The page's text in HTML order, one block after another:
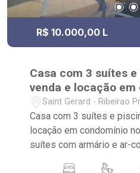
R$ 10.000,00 L
Casa com 3 suítes
venda e locação
Saint Gerard
Saint Gerard - Ribeirao
Casa com 3 suítes e
locação em condomínio
suítes com armário e ar-